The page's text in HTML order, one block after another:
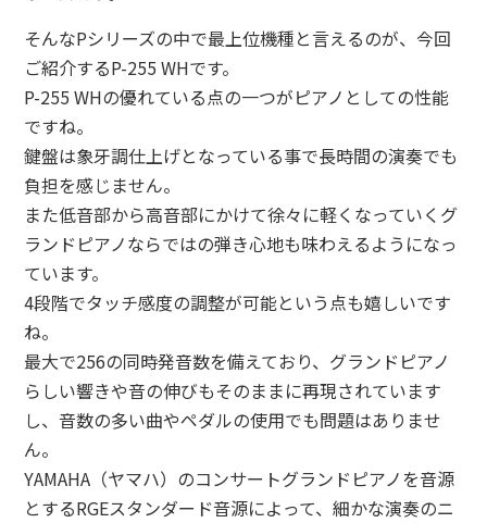
そんなPシリーズの中で最上位機種と言えるのが、今回
ご紹介するP-255 WHです。
P-255 WHの優れている点の一つがピアノとしての性能
ですね。
鍵盤は象牙調仕上げとなっている事で長時間の演奏でも
負担を感じません。
また低音部から高音部にかけて徐々に軽くなっていくグ
ランドピアノならではの弾き心地も味わえるようになっ
ています。
4段階でタッチ感度の調整が可能という点も嬉しいです
ね。
最大で256の同時発音数を備えており、グランドピアノ
らしい響きや音の伸びもそのままに再現されています
し、音数の多い曲やペダルの使用でも問題はありませ
ん。
YAMAHA（ヤマハ）のコンサートグランドピアノを音源
とするRGEスタンダード音源によって、細かな演奏のニ